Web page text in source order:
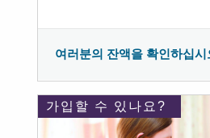
여러분의 잔액을 확인하십시
가입할 수 있나요?